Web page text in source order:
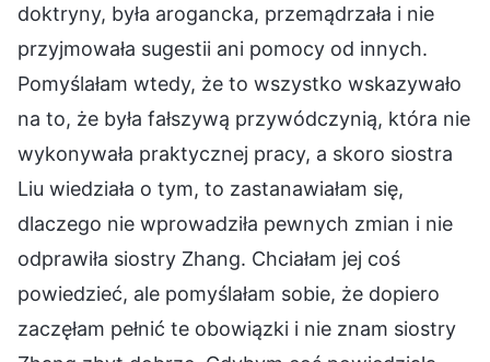
doktryny, była arogancka, przemądrzała i nie
przyjmowała sugestii ani pomocy od innych.
Pomyślałam wtedy, że to wszystko wskazywało
na to, że była fałszywą przywódczynią, która nie
wykonywała praktycznej pracy, a skoro siostra
Liu wiedziała o tym, to zastanawiałam się,
dlaczego nie wprowadziła pewnych zmian i nie
odprawiła siostry Zhang. Chciałam jej coś
powiedzieć, ale pomyślałam sobie, że dopiero
zaczęłam pełnić te obowiązki i nie znam siostry